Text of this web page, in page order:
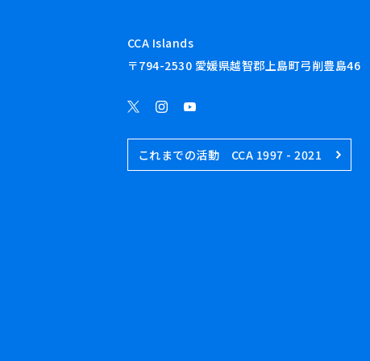
CCA Islands
〒794-2530 愛媛県越智郡上島町弓削豊島46
これまでの活動 CCA 1997 - 2021